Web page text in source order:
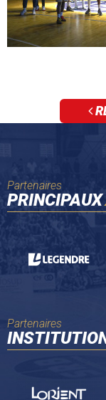
Partenaires
PRINCIPAUX
Partenaires